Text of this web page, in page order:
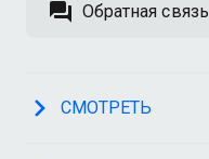
Обратная связь
СМОТРЕТЬ